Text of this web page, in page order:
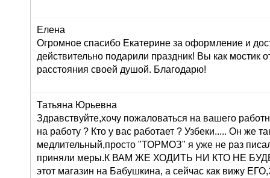
Елена
Огромное спасибо Екатерине за оформление и
действительно подарили праздник! Вы как мостик
расстояния своей душой. Благодарю!
Татьяна Юрьевна
Здравствуйте,хочу пожаловаться на вашего
на работу ? Кто у вас работает ? Узбеки..... Он же
медлительный,просто "ТОРМОЗ" я уже не раз
приняли меры.К ВАМ ЖЕ ХОДИТЬ НИ КТО НЕ
этот магазин на Бабушкина, а сейчас как вижу